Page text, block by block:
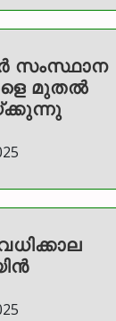
സംസ്ഥാന
മുതൽ